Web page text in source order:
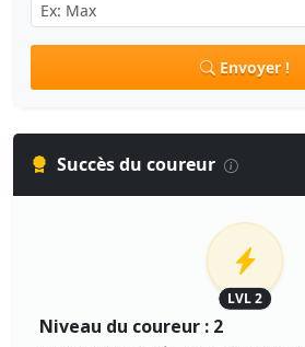
Envoyer !
Succès du coureur
LVL 2
Niveau du coureur : 2